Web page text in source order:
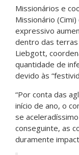
Missionários e
Missionário
expressivo
dentro das terras
Liebgott,
quantidade de
devido às
“Por conta das
início de ano, o
se
conseguinte, as
duramente